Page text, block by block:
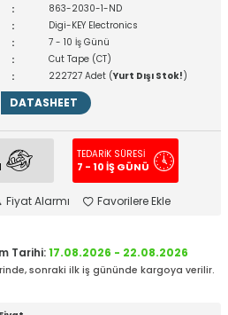
: 863-2030-1-ND
: Digi-KEY Electronics
: 7 - 10 İş Günü
: Cut Tape (CT)
: 222727 Adet (Yurt Dışı Stok!)
DATASHEET
TEDARİK SÜRESİ
7 - 10 İŞ GÜNÜ
Fiyat Alarmı Favorilere Ekle
Tarihi:17.08.2026 - 22.08.2026
sonraki ilk iş gününde kargoya verilir.